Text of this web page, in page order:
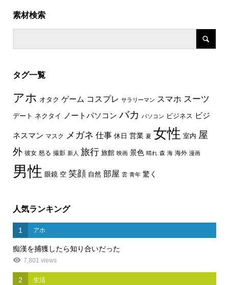
素材検索
タグ一覧
アホ オタク ゲーム コスプレ サラリーマン スマホ スーツ
デート ネクタイ ノートパソコン バカ パソコン ビジネス ビジ
ネスマン マスク メガネ 仕事 休日 営業 夏 女性 室内 屋
外 彼女 怒る 撮影 新人 旅行 旅館 映画 景色 晴れ 森 海 海外 漫画
男性 眼鏡 空 笑顔 自然 部屋 雲 青年 驚く
人気ランキング
1 アホ
痴漢を捕獲したら知り合いだった
7,801 views
2 生活